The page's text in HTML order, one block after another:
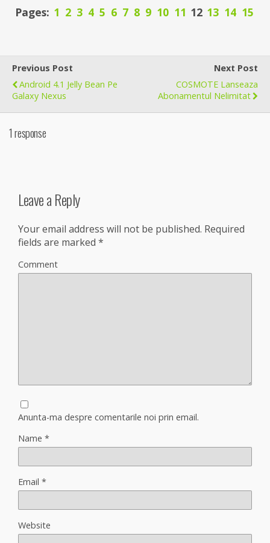
Pages: 1 2 3 4 5 6 7 8 9 10 11 12 13 14 15
Previous Post
Android 4.1 Jelly Bean Pe
Galaxy Nexus
Next Post
COSMOTE Lanseaza
Abonamentul Nelimitat
1 response
Leave a Reply
Your email address will not be published. Required
fields are marked *
Comment
Anunta-ma despre comentarile noi prin email.
Name *
Email *
Website